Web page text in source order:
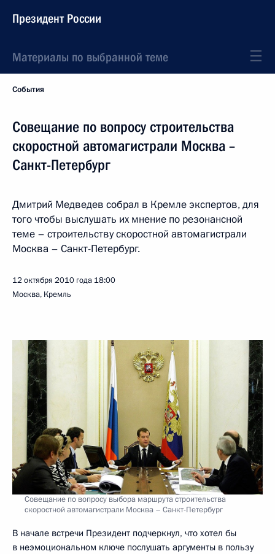
Президент России
Материалы по выбранной теме
События
Совещание по вопросу строительства
скоростной автомагистрали Москва –
Санкт-Петербург
Дмитрий Медведев собрал в Кремле экспертов, для
того чтобы выслушать их мнение по резонансной
теме – строительству скоростной автомагистрали
Москва – Санкт-Петербург.
12 октября 2010 года 18:00
Москва, Кремль
Совещание по вопросу выбора маршрута строительства
скоростной автомагистрали Москва – Санкт-Петербург
В начале встречи Президент подчеркнул, что хотел бы
в неэмоциональном ключе послушать аргументы в пользу